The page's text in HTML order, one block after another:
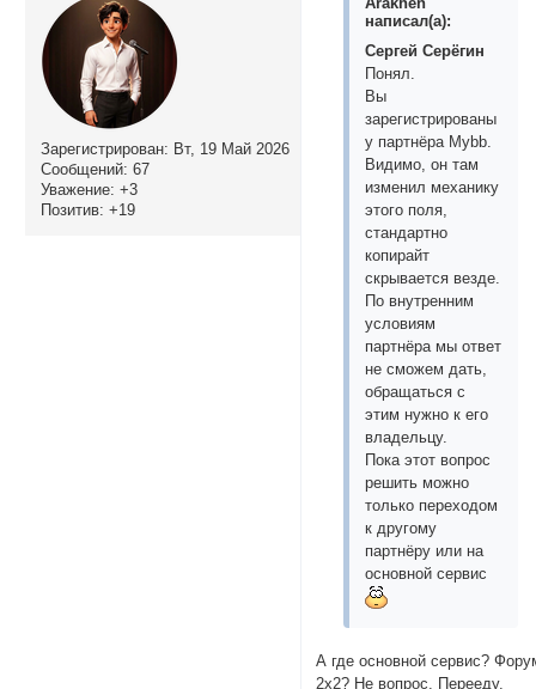
Зарегистрирован: Вт, 19 Май 2026
Сообщений: 67
Уважение: +3
Позитив: +19
написал(а):
Сергей Серёгин
Понял.
Вы
зарегистрированы
у партнёра Mybb.
Видимо, он там
изменил механику
этого поля,
стандартно
копирайт
скрывается везде.
По внутренним
условиям
партнёра мы ответ
не сможем дать,
обращаться с
этим нужно к его
владельцу.
Пока этот вопрос
решить можно
только переходом
к другому
партнёру или на
основной сервис
А где основной сервис?
2х2? Не вопрос. Перееду.